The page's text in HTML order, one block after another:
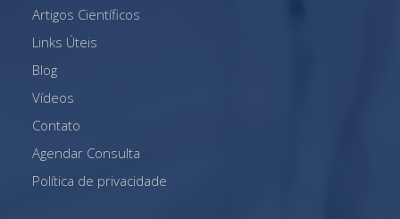
Artigos Científicos
Links Úteis
Blog
Vídeos
Contato
Agendar Consulta
Política de privacidade